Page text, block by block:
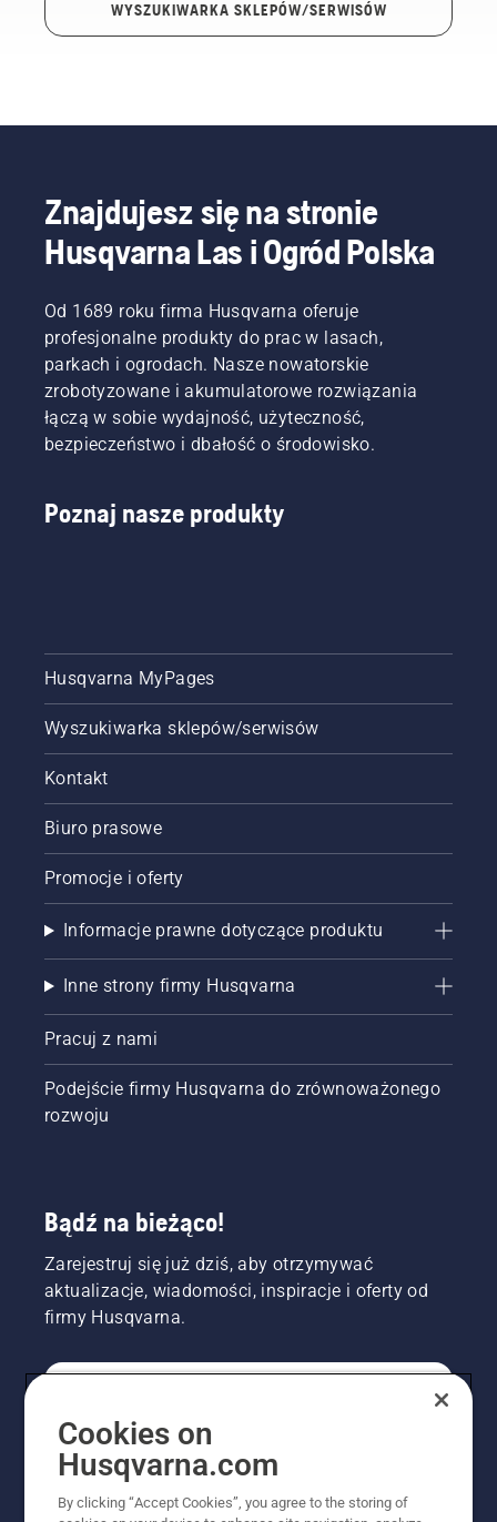
WYSZUKIWARKA SKLEPÓW/SERWISÓW
Znajdujesz się na stronie
Husqvarna Las i Ogród Polska
Od 1689 roku firma Husqvarna oferuje
profesjonalne produkty do prac w lasach,
parkach i ogrodach. Nasze nowatorskie
zrobotyzowane i akumulatorowe rozwiązania
łączą w sobie wydajność, użyteczność,
bezpieczeństwo i dbałość o środowisko.
Poznaj nasze produkty
Husqvarna MyPages
Wyszukiwarka sklepów/serwisów
Kontakt
Biuro prasowe
Promocje i oferty
Informacje prawne dotyczące produktu
Inne strony firmy Husqvarna
Pracuj z nami
Podejście firmy Husqvarna do zrównoważonego
rozwoju
Bądź na bieżąco!
Zarejestruj się już dziś, aby otrzymywać
aktualizacje, wiadomości, inspiracje i oferty od
firmy Husqvarna.
PROFESJONALISTA
Cookies on
Husqvarna.com
By clicking “Accept Cookies”, you agree to the storing of